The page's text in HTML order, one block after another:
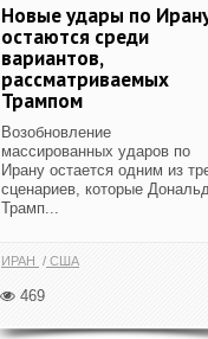
Новые удары по
остаются среди
вариантов,
рассматриваемых
Трампом
Возобновление
массированных ударов по
Ирану остается одним из
сценариев, которые
Трамп...
ИРАН США
469